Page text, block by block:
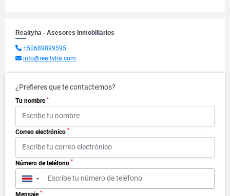
Realtyha - Asesores Inmobiliarios
+50689899595
info@realtyha.com
¿Prefieres que te contactemos?
Tu nombre *
Correo electrónico *
Número de teléfono *
▼
Mensaje *